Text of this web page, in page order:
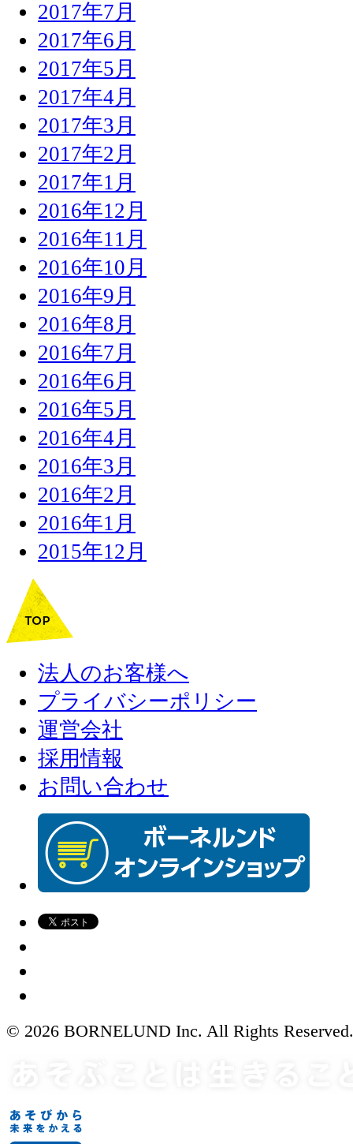
2017年7月
2017年6月
2017年5月
2017年4月
2017年3月
2017年2月
2017年1月
2016年12月
2016年11月
2016年10月
2016年9月
2016年8月
2016年7月
2016年6月
2016年5月
2016年4月
2016年3月
2016年2月
2016年1月
2015年12月
法人のお客様へ
プライバシーポリシー
運営会社
採用情報
お問い合わせ
© 2026 BORNELUND Inc. All Rights Reserved.